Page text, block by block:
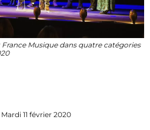
Musique dans quatre catégories
Mardi 11 février 2020